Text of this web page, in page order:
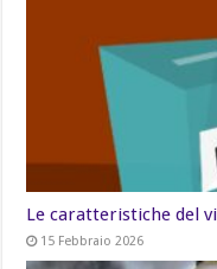
Le caratteristiche del
15 Febbraio 2026